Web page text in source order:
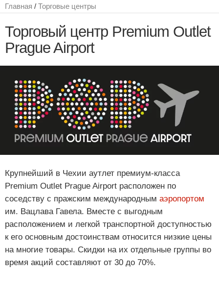
Главная / Торговые центры
Торговый центр Premium Outlet
Prague Airport
Крупнейший в Чехии аутлет премиум-класса
Premium Outlet Prague Airport расположен по
соседству с пражским международным аэропортом
им. Вацлава Гавела. Вместе с выгодным
расположением и легкой транспортной доступностью
к его основным достоинствам относится низкие цены
на многие товары. Скидки на их отдельные группы во
время акций составляют от 30 до 70%.